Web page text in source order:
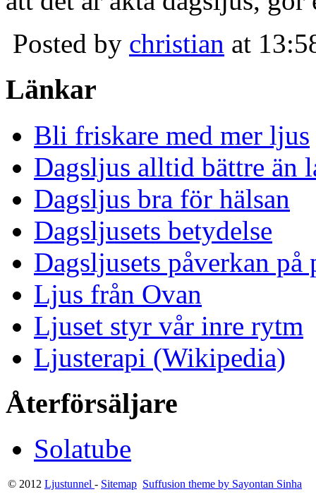
Posted by christian at
Länkar
Bli friskare med mer ljus
Dagsljus alltid bättre än
Dagsljus bra för hälsan
Dagsljusets betydelse
Dagsljusets påverkan på
Ljus från Ovan
Ljuset styr vår inre rytm
Ljusterapi (Wikipedia)
Återförsäljare
Solatube
© 2012 Ljustunnel - Sitemap Suffusion theme by Sayontan Sinha